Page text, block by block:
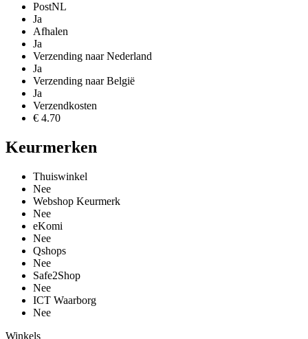
PostNL
Ja
Afhalen
Ja
Verzending naar Nederland
Ja
Verzending naar België
Ja
Verzendkosten
€ 4.70
Keurmerken
Thuiswinkel
Nee
Webshop Keurmerk
Nee
eKomi
Nee
Qshops
Nee
Safe2Shop
Nee
ICT Waarborg
Nee
Winkels